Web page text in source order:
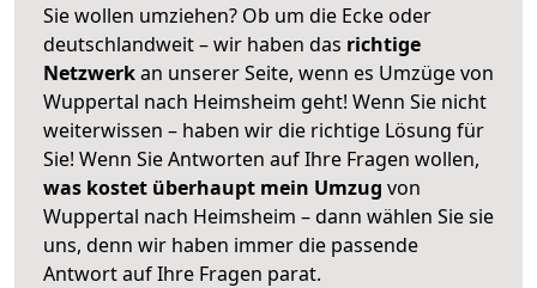
Sie wollen umziehen? Ob um die Ecke oder
deutschlandweit – wir haben das richtige
Netzwerkan unserer Seite, wenn es Umzüge von
Wuppertal nach Heimsheim geht! Wenn Sie nicht
weiterwissen – haben wir die richtige Lösung für
Sie! Wenn Sie Antworten auf Ihre Fragen wollen,
was kostet überhaupt mein Umzug von
Wuppertal nach Heimsheim – dann wählen Sie sie
uns, denn wir haben immer die passende
Antwort auf Ihre Fragen parat.